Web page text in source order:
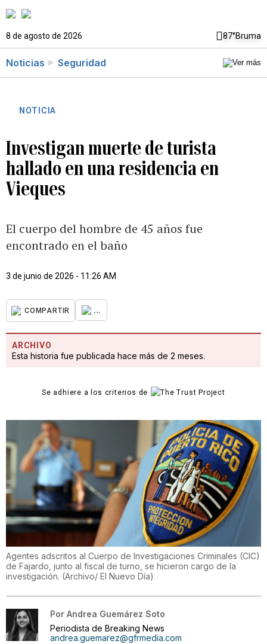
8 de agosto de 2026 87°Bruma
Noticias Seguridad
NOTICIA
Investigan muerte de turista
hallado en una residencia en
Vieques
El cuerpo del hombre de 45 años fue
encontrado en el baño
3 de junio de 2026 - 11:26 AM
COMPARTIR ...
ARCHIVO
Esta historia fue publicada hace más de 2 meses.
Se adhiere a los criterios de
Agentes adscritos al Cuerpo de Investigaciones Criminales (CIC)
de Fajardo, junto al fiscal de turno, se hicieron cargo de la
investigación. (Archivo/ El Nuevo Día)
Por Andrea Guemárez Soto
Periodista de Breaking News
andrea.guemarez@gfrmedia.com